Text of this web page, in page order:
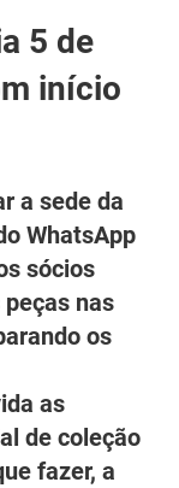
5 de
início
a sede da
WhatsApp
sócios
nas
os
as
de coleção
fazer, a